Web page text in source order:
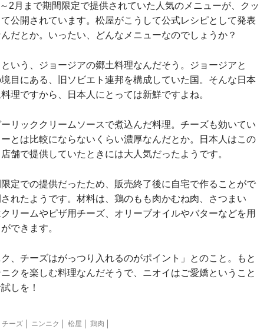
2月まで期間限定で提供されていた人気のメニューが、クッ
公開されています。松屋がこうして公式レシピとして発表
だとか。いったい、どんなメニューなのでしょうか？
いう、ジョージアの郷土料理なんだそう。ジョージアと
目にある、旧ソビエト連邦を構成していた国。そんな日本
理ですから、日本人にとっては新鮮ですよね。
リッククリームソースで煮込んだ料理。チーズも効いてい
とは比較にならないくらい濃厚なんだとか。日本人はこの
舗で提供していたときには大人気だったようです。
定での提供だったため、販売終了後に自宅で作ることがで
れたようです。材料は、鶏のもも肉かむね肉、さつまい
リームやピザ用チーズ、オリーブオイルやバターなどを用
できます。
、チーズはがっつり入れるのがポイント」とのこと。もと
クを楽しむ料理なんだそうで、ニオイはご愛嬌ということ
しを！
チーズ ニンニク 松屋 鶏肉